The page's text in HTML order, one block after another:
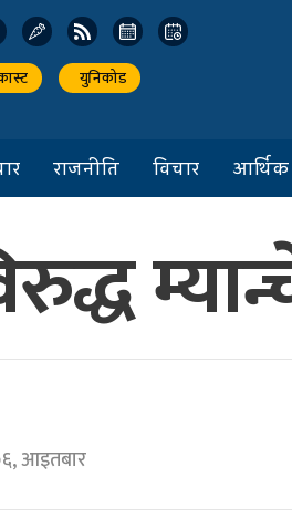
युनिकोड
राजनीति विचार आर्थिक
आइतबार